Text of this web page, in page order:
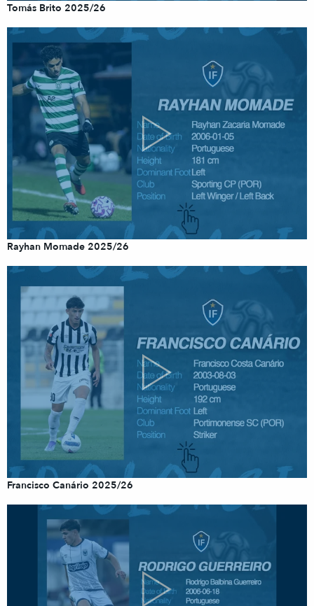
Tomás Brito 2025/26
Rayhan Momade 2025/26
Francisco Canário 2025/26